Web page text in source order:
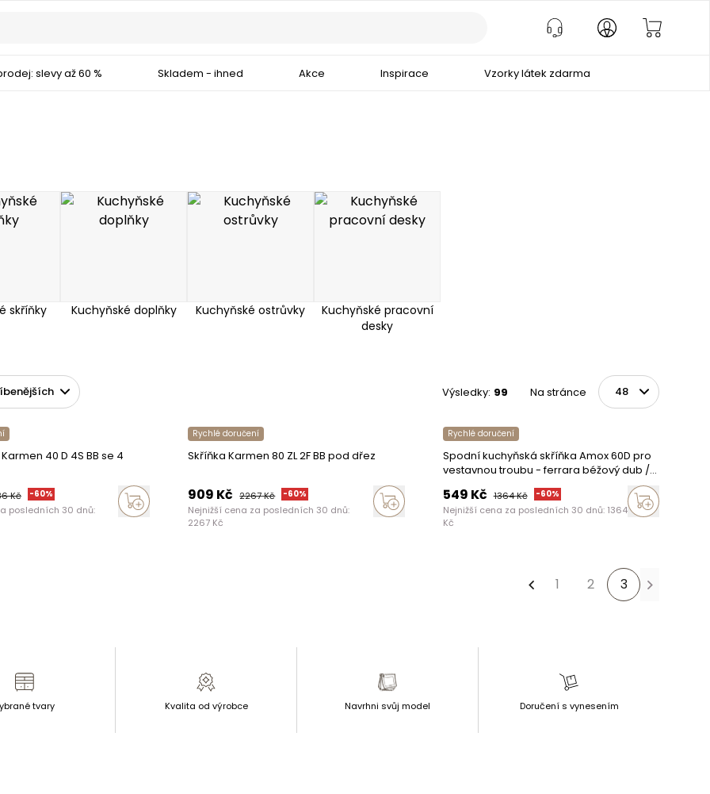
slevy až 60 % Skladem - ihned Akce Inspirace Vzorky látek zdarma
skříňky Kuchyňské doplňky Kuchyňské ostrůvky
Kuchyňské pracovní
desky
Výsledky: 99 Na stránce
Na stránce
40 D 4S BB se 4
Kč -60%
posledních 30 dnů:
Rychlé doručení
Skříňka Karmen 80 ZL 2F BB pod dřez
909 Kč 2267Kč -60%
Nejnižší cena za posledních 30 dnů:
2267 Kč
Rychlé doručení
Spodní kuchyňská skříňka Amox 60D pro
vestavnou troubu - ferrara béžový dub /
tmavě hnědé legno
549 Kč 1364Kč -60%
Nejnižší cena za posledních 30 dnů: 1364
Kč
Předchozí stránka
1 2 3
tvary Kvalita od výrobce Navrhni svůj model Doručení s vynesením